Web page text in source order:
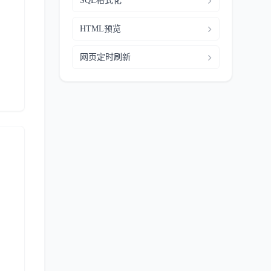
HTML预览
网页定时刷新